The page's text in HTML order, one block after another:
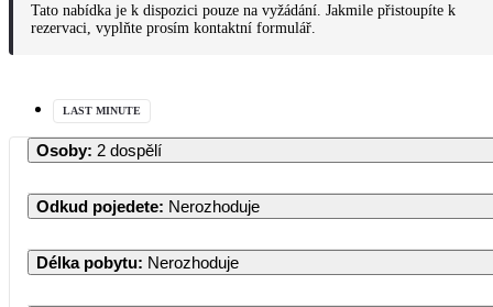
Tato nabídka je k dispozici pouze na vyžádání. Jakmile přistoupíte k
rezervaci, vyplňte prosím kontaktní formulář.
LAST MINUTE
Osoby: 2 dospělí
Odkud pojedete: Nerozhoduje
Délka pobytu: Nerozhoduje